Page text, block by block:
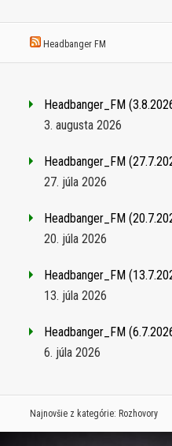
Headbanger FM
Headbanger_FM
3. augusta 2026
Headbanger_FM
27. júla 2026
Headbanger_FM
20. júla 2026
Headbanger_FM
13. júla 2026
Headbanger_FM
6. júla 2026
Najnovšie z kategórie: Rozhovory